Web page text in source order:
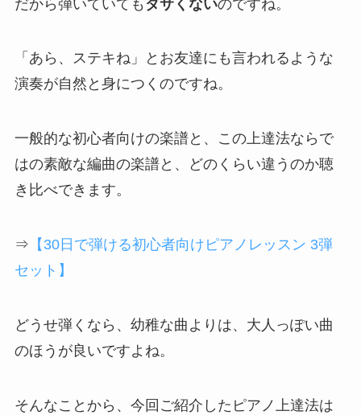
だから弾いていても ダサくないのですね。
「あら、ステキね」とお友達にも言われるような
演奏が自然と身につくのですね。
一般的な初心者向けの楽譜と、この上達法ならで
はの素敵な編曲の楽譜と、どのくらい違うのか聴
き比べできます。
⇒ 【30日で弾ける初心者向けピアノレッスン 3弾
セット】
どうせ弾くなら、幼稚な曲よりは、大人っぽい曲
のほうが良いですよね。
そんなことから、今回ご紹介したピアノ上達法は